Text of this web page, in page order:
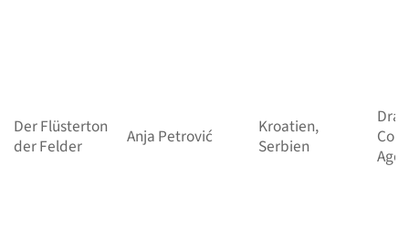
Der Flüsterton
der Felder
Anja Petrović
Kroatien,
Serbien
Age